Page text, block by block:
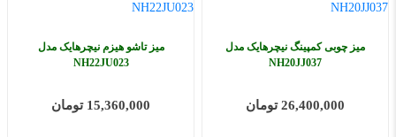
میز چوبی کمپینگ نیچرهایک مدل
NH20JJ037
26,400,000 تومان
میز تاشو هیزم نیچرهایک مدل
NH22JU023
15,360,000 تومان